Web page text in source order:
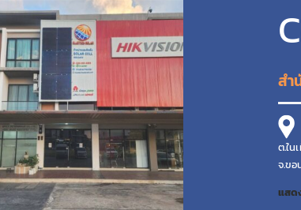
สำ
ต.ใน
จ.ข
แสด